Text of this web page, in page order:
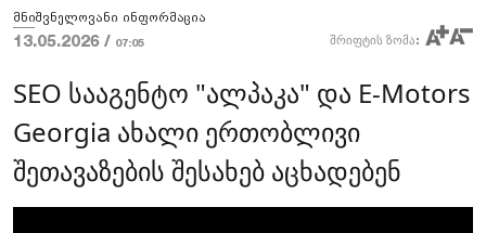
მნიშვნელოვანი ინფორმაცია
13.05.2026 / 07:05 შრიფტის ზომა:
SEO სააგენტო "ალპაკა" და E-Motors
Georgia ახალი ერთობლივი
შეთავაზების შესახებ აცხადებენ